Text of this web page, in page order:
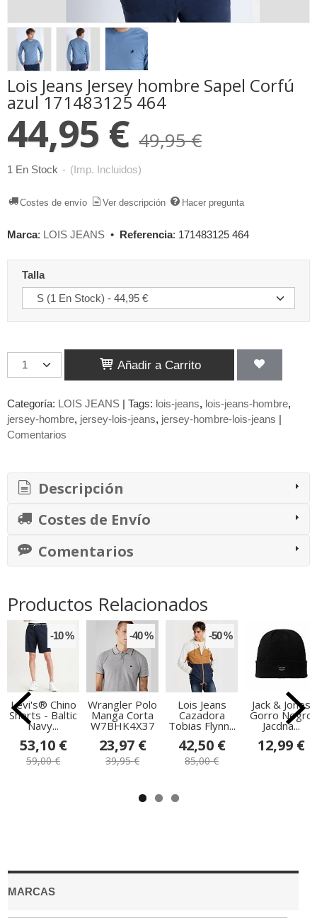
MARCAS
Lois Jeans Jersey hombre Sapel Corfú
azul 171483125 464
44,95 € 49,95 €
1 En Stock - (Imp. Incluidos)
Costes de envío Ver descripción Hacer pregunta
Marca: LOIS JEANS • Referencia: 171483125 464
Talla
Añadir a Carrito
Categoría: LOIS JEANS | Tags: lois-jeans lois-jeans-hombre
jersey-hombre jersey-lois-jeans jersey-hombre-lois-jeans |
Comentarios
Descripción
Costes de Envío
Comentarios
Productos Relacionados
-10 %
Levi's® Chino
Shorts - Baltic
Navy...
53,10 €
59,00 €
-40 %
Wrangler Polo
Manga Corta
W7BHK4X37
23,97 €
39,95 €
-50 %
Lois Jeans
Cazadora
Tobias Flynn...
42,50 €
85,00 €
Jack & Jones
Gorro Negro
Jacdna...
12,99 €